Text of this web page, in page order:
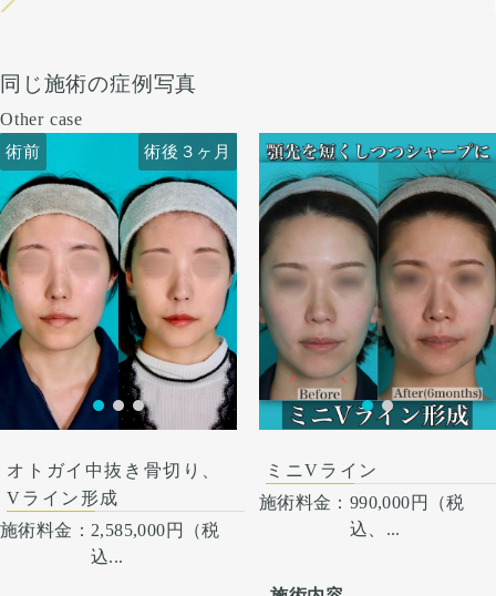
同じ施術の症例写真
Other case
術前 術後３ヶ月 術前 術後３ヶ月
オトガイ中抜き骨切り、
Vライン形成
施術料金： 2,585,000円（税
込...
術前 術後６ヶ月
ミニVライン
施術料金： 990,000円（税
込、...